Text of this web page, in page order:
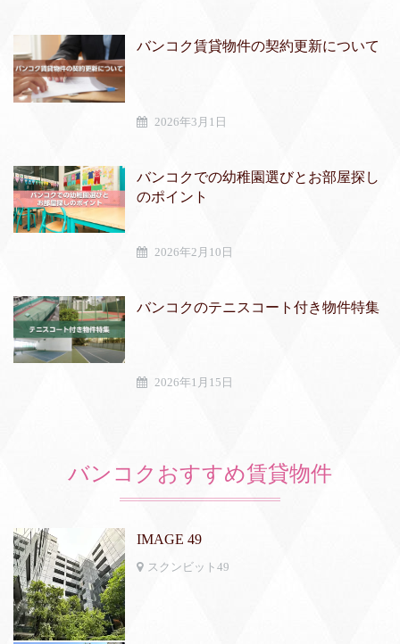
バンコク賃貸物件の契約更新について
2026年3月1日
バンコクでの幼稚園選びとお部屋探し
のポイント
2026年2月10日
バンコクのテニスコート付き物件特集
2026年1月15日
バンコクおすすめ賃貸物件
IMAGE 49
スクンビット49